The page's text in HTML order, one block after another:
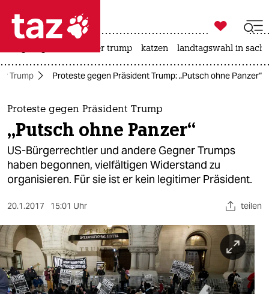
 taz zahl ich
taz zahl ich
themen
politik
öko
gesellschaft
sport
berlin

taz zahl ich
usa unter trump katzen landtagswahl in
Trump Proteste gegen Präsident Trump: „Putsch ohne Panzer“
Proteste gegen Präsident Trump
„Putsch ohne Panzer“
US-Bürgerrechtler und andere Gegner Trumps
haben begonnen, vielfältigen Widerstand zu
organisieren. Für sie ist er kein legitimer Präsident.
20.1.2017 15:01 Uhr teilen